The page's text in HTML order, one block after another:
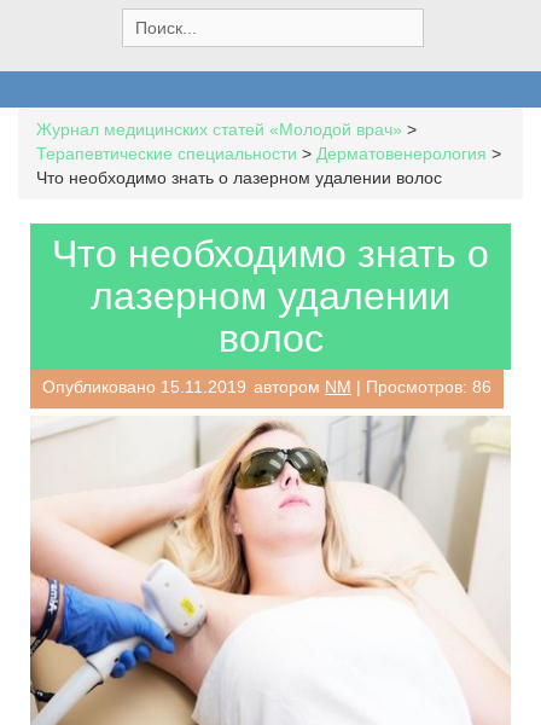
e
a
h
f
o
Журнал медицинских статей «Молодой врач» >
Терапевтические специальности > Дерматовенерология >
Что необходимо знать о лазерном удалении волос
Что необходимо знать о
лазерном удалении
волос
Опубликовано 15.11.2019 автором NM | Просмотров: 86